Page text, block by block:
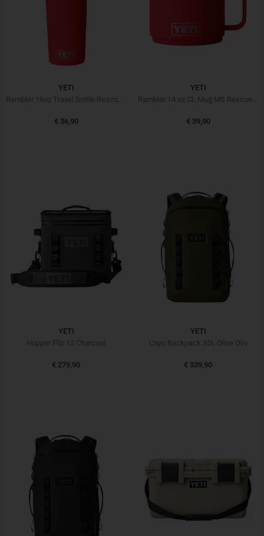
YETI
Rambler 16oz Travel Bottle Rescue Red
€ 36,90
YETI
Rambler 14 oz CL Mug MS Rescue Red
€ 39,90
YETI
Hopper Flip 12 Charcoal
€ 279,90
YETI
Cayo Backpack 35L Olive Oliv
€ 339,90